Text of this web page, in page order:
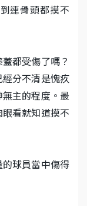
連骨頭都摸不
都受傷了嗎？
分不清是愧疚
主的程度。最
看就知道摸不
球員當中傷得